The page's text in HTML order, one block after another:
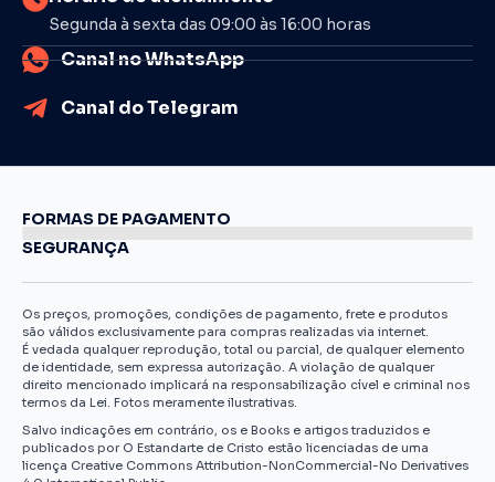
Segunda à sexta das 09:00 às 16:00 horas
Canal no WhatsApp
Canal do Telegram
FORMAS DE PAGAMENTO
SEGURANÇA
Os preços, promoções, condições de pagamento, frete e produtos
são válidos exclusivamente para compras realizadas via internet.
É vedada qualquer reprodução, total ou parcial, de qualquer elemento
de identidade, sem expressa autorização. A violação de qualquer
direito mencionado implicará na responsabilização cível e criminal nos
termos da Lei. Fotos meramente ilustrativas.
Salvo indicações em contrário, os e Books e artigos traduzidos e
publicados por O Estandarte de Cristo estão licenciadas de uma
licença Creative Commons Attribution-NonCommercial-No Derivatives